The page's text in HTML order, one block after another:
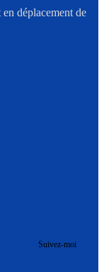
déplacement de
Suivez-moi